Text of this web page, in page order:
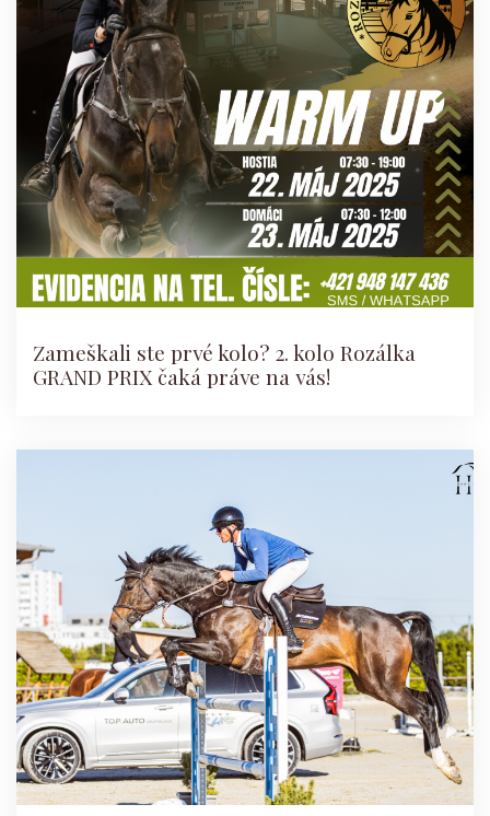
Zameškali ste prvé kolo? 2. kolo Rozálka
GRAND PRIX čaká práve na vás!